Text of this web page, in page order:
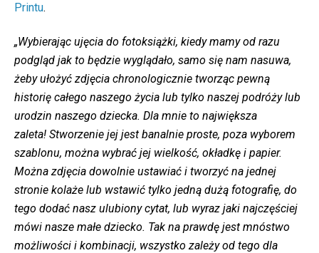
Printu.
„Wybierając ujęcia do fotoksiążki, kiedy mamy od razu
podgląd jak to będzie wyglądało, samo się nam nasuwa,
żeby ułożyć zdjęcia chronologicznie tworząc pewną
historię całego naszego życia lub tylko naszej podróży lub
urodzin naszego dziecka. Dla mnie to największa
zaleta! Stworzenie jej jest banalnie proste, poza wyborem
szablonu, można wybrać jej wielkość, okładkę i papier.
Można zdjęcia dowolnie ustawiać i tworzyć na jednej
stronie kolaże lub wstawić tylko jedną dużą fotografię, do
tego dodać nasz ulubiony cytat, lub wyraz jaki najczęściej
mówi nasze małe dziecko. Tak na prawdę jest mnóstwo
możliwości i kombinacji, wszystko zależy od tego dla